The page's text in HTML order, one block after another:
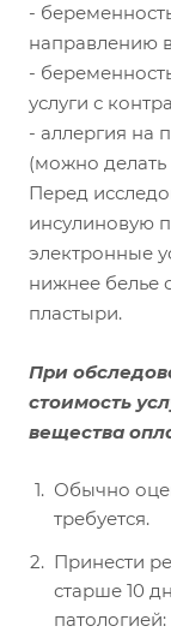
-
направлению
-
услуги с
- аллергия на
(можно делать
Перед
инсулиновую
электронные
нижнее белье
пластыри.
При
стоимость
вещества
Обычно
требуется.
Принести
старше 10
патологией: